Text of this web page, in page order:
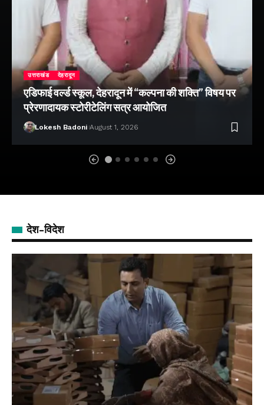
उत्तराखंड देहरादून
एडिफाई वर्ल्ड स्कूल, देहरादून में “कल्पना की शक्ति” विषय पर
प्रेरणादायक स्टोरीटेलिंग सत्र आयोजित
Lokesh Badoni August 1, 2026
देश-विदेश